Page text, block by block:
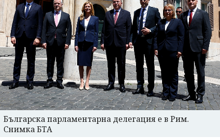
Българска парламентарна делегация е в Рим.
Снимка БТА